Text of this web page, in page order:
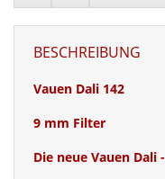
BESCHREIBUNG
Vauen Dali 142
9 mm Filter
Die neue Vauen Dali